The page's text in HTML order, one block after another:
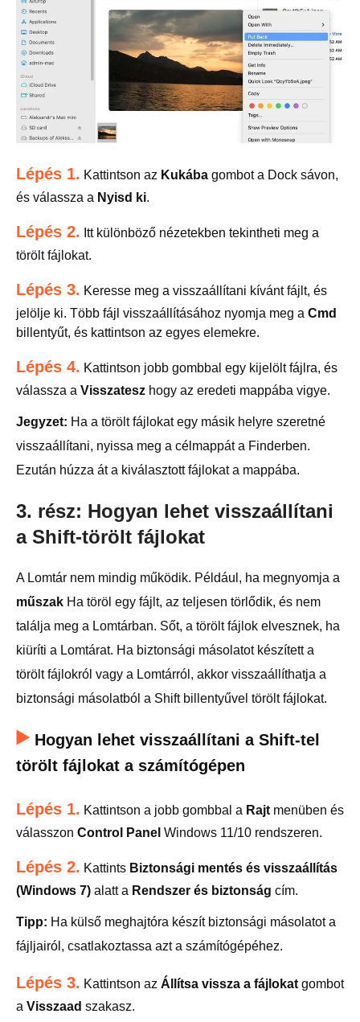
Lépés 1. Kattintson az Kukába gombot a Dock sávon,
és válassza a Nyisd ki.
Lépés 2. Itt különböző nézetekben tekintheti meg a
törölt fájlokat.
Lépés 3. Keresse meg a visszaállítani kívánt fájlt, és
jelölje ki. Több fájl visszaállításához nyomja meg a Cmd
billentyűt, és kattintson az egyes elemekre.
Lépés 4. Kattintson jobb gombbal egy kijelölt fájlra, és
válassza a Visszatesz hogy az eredeti mappába vigye.
Jegyzet: Ha a törölt fájlokat egy másik helyre szeretné
visszaállítani, nyissa meg a célmappát a Finderben.
Ezután húzza át a kiválasztott fájlokat a mappába.
3. rész: Hogyan lehet visszaállítani
a Shift-törölt fájlokat
A Lomtár nem mindig működik. Például, ha megnyomja a
műszak Ha töröl egy fájlt, az teljesen törlődik, és nem
találja meg a Lomtárban. Sőt, a törölt fájlok elvesznek, ha
kiüríti a Lomtárat. Ha biztonsági másolatot készített a
törölt fájlokról vagy a Lomtárról, akkor visszaállíthatja a
biztonsági másolatból a Shift billentyűvel törölt fájlokat.
Hogyan lehet visszaállítani a Shift-tel
törölt fájlokat a számítógépen
Lépés 1. Kattintson a jobb gombbal a Rajt menüben és
válasszon Control Panel Windows 11/10 rendszeren.
Lépés 2. Kattints Biztonsági mentés és visszaállítás
(Windows 7) alatt a Rendszer és biztonság cím.
Tipp: Ha külső meghajtóra készít biztonsági másolatot a
fájljairól, csatlakoztassa azt a számítógépéhez.
Lépés 3. Kattintson az Állítsa vissza a fájlokat gombot
a Visszaad szakasz.